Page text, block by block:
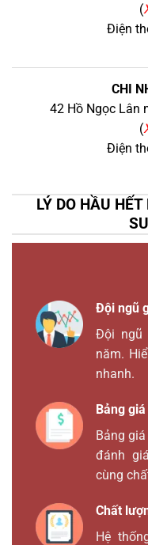
(
Điện
CHI
42 Hồ Ngọc Lân
(
Điện
LÝ DO HẦU
Đội ngũ
Đội ngũ
năm.
nhanh.
Bảng
Bảng
đánh
cùng
Chất
Hệ